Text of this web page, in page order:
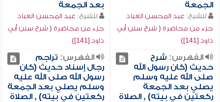
الجمعة
للشيخ: عبد المحسن العباد
جزء من محاضرة ( شرح سنن أبي
داود [141])
بعد الجمعة
للشيخ: عبد المحسن العباد
جزء من محاضرة ( شرح سنن أبي
داود [141])
الفهرس: شرح
حديث (كان رسول الله
صلى الله عليه وسلم
يصلي بعد الجمعة
ركعتين في بيته) , الصلاة
الفهرس: تراجم
رجال إسناد حديث (كان
رسول الله صلى الله عليه
وسلم يصلي بعد الجمعة
ركعتين في بيته) , الصلاة